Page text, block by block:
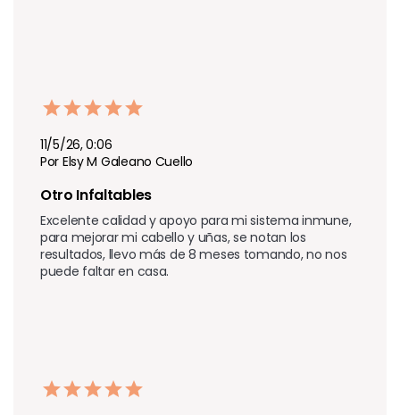
11/5/26, 0:06
Por Elsy M Galeano Cuello
Otro Infaltables
Excelente calidad y apoyo para mi sistema inmune,
para mejorar mi cabello y uñas, se notan los
resultados, llevo más de 8 meses tomando, no nos
puede faltar en casa.